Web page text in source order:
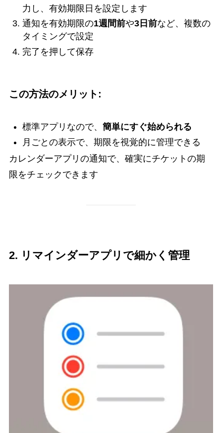
力し、有効期限日を設定します
通知を有効期限の1週間前や3日前など、複数の
タイミングで設定
完了を押して保存
この方法のメリット:
標準アプリなので、 簡単にすぐ始められる
月ごとの表示で、期限を視覚的に管理できる
カレンダーアプリの通知で、確実にチケットの期
限をチェックできます
2. リマインダーアプリで細かく管理